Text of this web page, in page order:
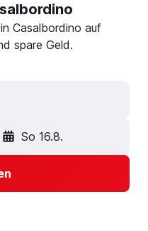
Casalbordino auf
spare Geld.
So 16.8.